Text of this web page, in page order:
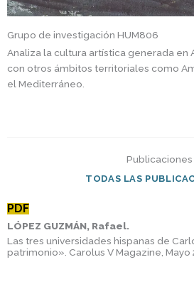
Grupo de investigación HUM806
Analiza la cultura artística generada en
con otros ámbitos territoriales como
el Mediterráneo.
Publicaciones
TODAS LAS
PDF
LÓPEZ GUZMÁN, Rafael.
Las tres universidades hispanas de
patrimonio». Carolus V Magazine, Mayo